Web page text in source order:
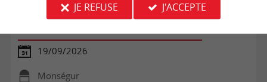
Float tube dropt : concours de pêche en float tube
19/09/2026
Monségur
JE REFUSE
J'ACCEPTE